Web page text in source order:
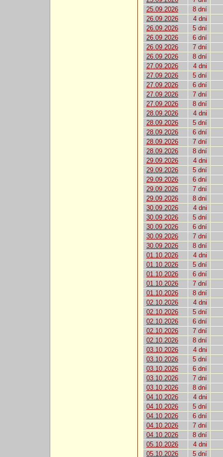
25.09.2026
8 dní
26.09.2026
4 dni
26.09.2026
5 dní
26.09.2026
6 dní
26.09.2026
7 dní
26.09.2026
8 dní
27.09.2026
4 dni
27.09.2026
5 dní
27.09.2026
6 dní
27.09.2026
7 dní
27.09.2026
8 dní
28.09.2026
4 dni
28.09.2026
5 dní
28.09.2026
6 dní
28.09.2026
7 dní
28.09.2026
8 dní
29.09.2026
4 dni
29.09.2026
5 dní
29.09.2026
6 dní
29.09.2026
7 dní
29.09.2026
8 dní
30.09.2026
4 dni
30.09.2026
5 dní
30.09.2026
6 dní
30.09.2026
7 dní
30.09.2026
8 dní
01.10.2026
4 dni
01.10.2026
5 dní
01.10.2026
6 dní
01.10.2026
7 dní
01.10.2026
8 dní
02.10.2026
4 dni
02.10.2026
5 dní
02.10.2026
6 dní
02.10.2026
7 dní
02.10.2026
8 dní
03.10.2026
4 dni
03.10.2026
5 dní
03.10.2026
6 dní
03.10.2026
7 dní
03.10.2026
8 dní
04.10.2026
4 dni
04.10.2026
5 dní
04.10.2026
6 dní
04.10.2026
7 dní
04.10.2026
8 dní
05.10.2026
4 dni
05.10.2026
5 dní